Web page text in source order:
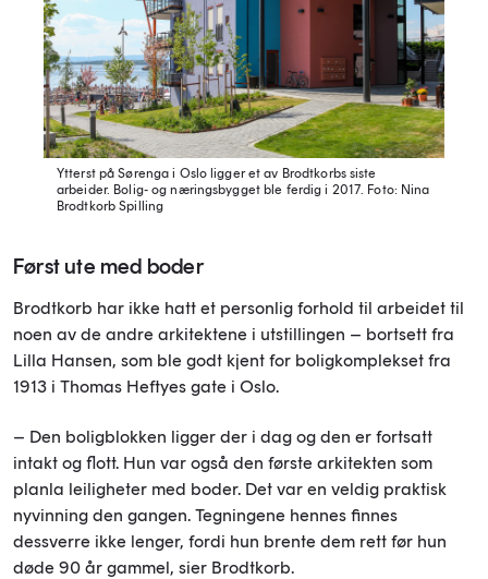
Ytterst på Sørenga i Oslo ligger et av Brodtkorbs siste
arbeider. Bolig- og næringsbygget ble ferdig i 2017. Foto: Nina
Brodtkorb Spilling
Først ute med boder
Brodtkorb har ikke hatt et personlig forhold til arbeidet til
noen av de andre arkitektene i utstillingen – bortsett fra
Lilla Hansen, som ble godt kjent for boligkomplekset fra
1913 i Thomas Heftyes gate i Oslo.
– Den boligblokken ligger der i dag og den er fortsatt
intakt og flott. Hun var også den første arkitekten som
planla leiligheter med boder. Det var en veldig praktisk
nyvinning den gangen. Tegningene hennes finnes
dessverre ikke lenger, fordi hun brente dem rett før hun
døde 90 år gammel, sier Brodtkorb.